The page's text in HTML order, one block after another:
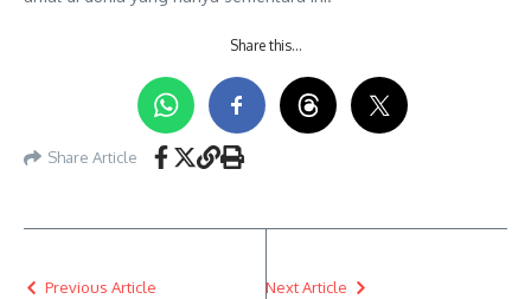
Share this…
Share Article
Previous Article Next Article